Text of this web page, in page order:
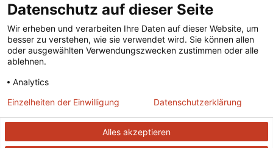
Was ist der Merkur?
Herausgeber /
Redaktion
Verlag
Alle Abos im Überblick
Print-Abo
Digital-Abo
Abo kündigen
Vertrag widerrufen
Impressum
Datenschutz
Mediadaten
Datenschutz auf dieser Seite
Wir erheben und verarbeiten Ihre Daten auf dieser Website, um
besser zu verstehen, wie sie verwendet wird. Sie können allen
oder ausgewählten Verwendungszwecken zustimmen oder alle
ablehnen.
Analytics
Alles akzeptieren
Einzelheiten der Einwilligung Datenschutzerklärung